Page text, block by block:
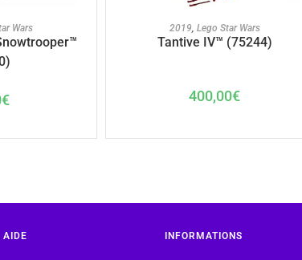
Wars
€
AJOUTER AU PANIER
2019, Lego Star Wars
Tantive IV™ (75244)
400,00€
AIDE INFORMATIONS